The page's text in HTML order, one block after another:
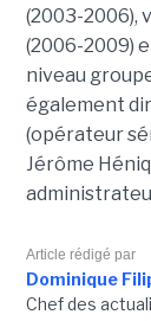
(2003-2006),
(2006-2009)
niveau
également
(opérateur
Jérôme
Article rédigé par
Dominique
Chef des